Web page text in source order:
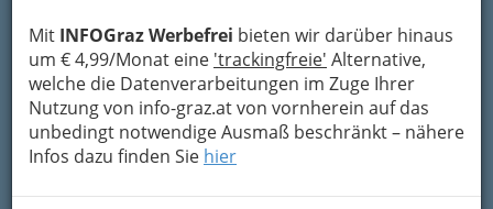
Mit INFOGraz Werbefrei bieten wir darüber hinaus
um € 4,99/Monat eine 'trackingfreie' Alternative,
welche die Datenverarbeitungen im Zuge Ihrer
Nutzung von info-graz.at von vornherein auf das
unbedingt notwendige Ausmaß beschränkt – nähere
Infos dazu finden Sie hier